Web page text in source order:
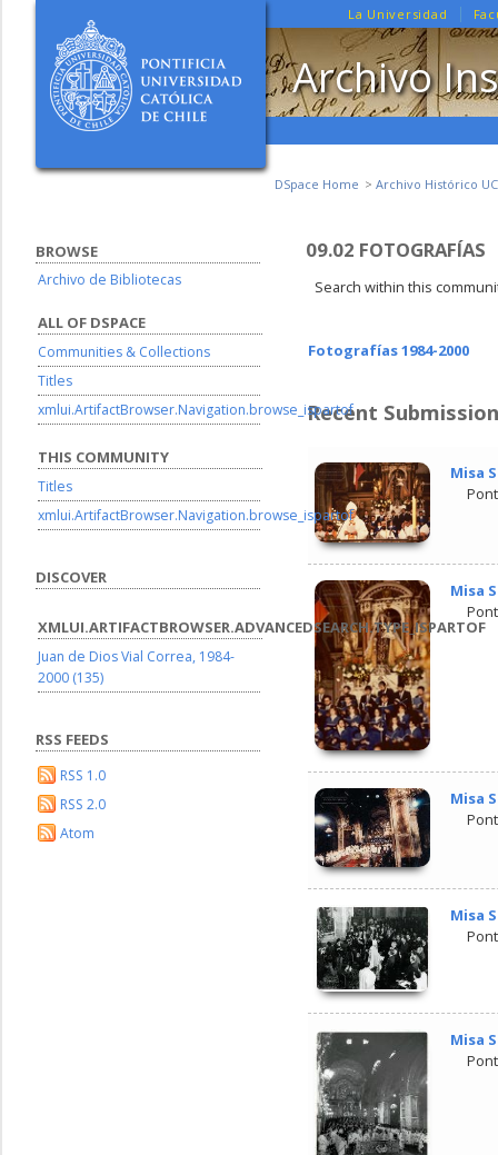
La Universidad
Archivo
DSpace Home Archivo Histórico UC
09.02 FOTOGRAFÍAS
Search within this
Fotografías 1984-2000
Recent
Misa
Misa
Misa
Misa
Misa
BROWSE
Archivo de Bibliotecas
ALL OF DSPACE
Communities & Collections
Titles
xmlui.ArtifactBrowser.Navigation.browse_ispartof
THIS COMMUNITY
Titles
xmlui.ArtifactBrowser.Navigation.browse_ispartof
DISCOVER
XMLUI.ARTIFACTBROWSER.ADVANCEDSEARCH.TYPE_ISPARTOF
Juan de Dios Vial Correa, 1984-
2000 (135)
RSS FEEDS
RSS 1.0
RSS 2.0
Atom